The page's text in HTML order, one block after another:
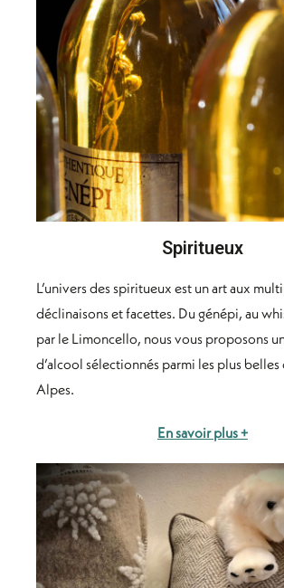
Spiritueux
L’univers des spiritueux est un art aux
déclinaisons et facettes. Du génépi, au
par le Limoncello, nous vous proposons
d’alcool sélectionnés parmi les plus
Alpes.
En savoir plus +